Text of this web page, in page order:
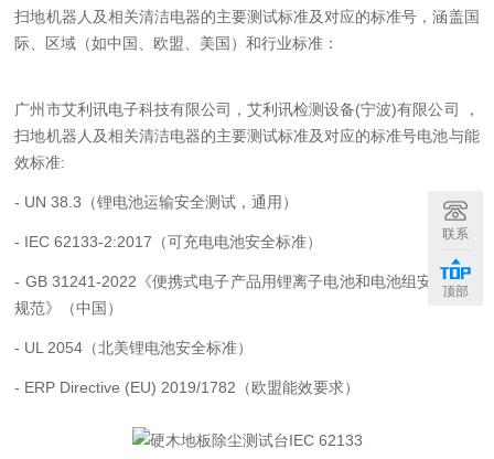
扫地机器人及相关清洁电器的主要测试标准及对应的标准号，涵盖国
际、区域（如中国、欧盟、美国）和行业标准：
广州市艾利讯电子科技有限公司，艾利讯检测设备(宁波)有限公司 ，
扫地机器人及相关清洁电器的主要测试标准及对应的标准号电池与能
效标准:
- UN 38.3 （锂电池运输安全测试，通用）
- IEC 62133-2:2017 （可充电电池安全标准）
- GB 31241-2022 《便携式电子产品用锂离子电池和电池组安全技术
规范》（中国）
- UL 2054 （北美锂电池安全标准）
- ERP Directive (EU) 2019/1782 （欧盟能效要求）
联系
顶部